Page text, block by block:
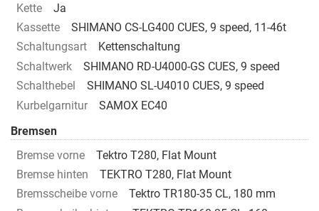
Kette
Ja
Kassette
SHIMANO CS-LG400 CUES, 9 speed, 11-46t
Schaltungsart
Kettenschaltung
Schaltwerk
SHIMANO RD-U4000-GS CUES, 9 speed
Schalthebel
SHIMANO SL-U4010 CUES, 9 speed
Kurbelgarnitur
SAMOX EC40
Bremsen
Bremse vorne
Tektro T280, Flat Mount
Bremse hinten
TEKTRO T280, Flat Mount
Bremsscheibe vorne
Tektro TR180-35 CL, 180 mm